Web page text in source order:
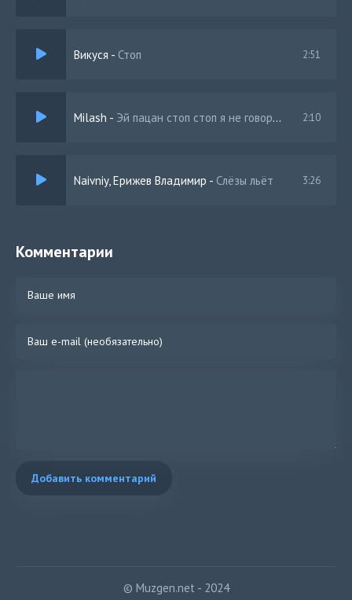
Викуся - Стоп 2:51
Milash - Эй пацан стоп стоп я не говорю прыгай нет нет 2:10
Naivniy, Ерижев Владимир - Слёзы льёт 3:26
Комментарии
Добавить комментарий
© Muzgen.net - 2024